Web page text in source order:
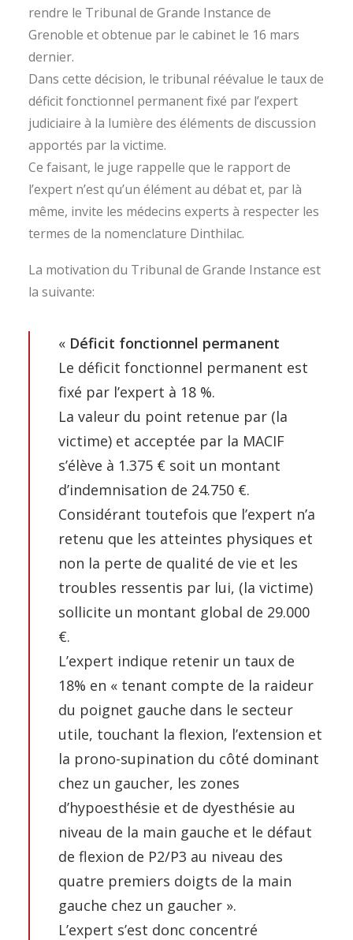
rendre le Tribunal de Grande Instance de
Grenoble et obtenue par le cabinet le 16 mars
dernier.
Dans cette décision, le tribunal réévalue le taux de
déficit fonctionnel permanent fixé par l’expert
judiciaire à la lumière des éléments de discussion
apportés par la victime.
Ce faisant, le juge rappelle que le rapport de
l’expert n’est qu’un élément au débat et, par là
même, invite les médecins experts à respecter les
termes de la nomenclature Dinthilac.
La motivation du Tribunal de Grande Instance est
la suivante:
« Déficit fonctionnel permanent
Le déficit fonctionnel permanent est
fixé par l’expert à 18 %.
La valeur du point retenue par (la
victime) et acceptée par la MACIF
s’élève à 1.375 € soit un montant
d’indemnisation de 24.750 €.
Considérant toutefois que l’expert n’a
retenu que les atteintes physiques et
non la perte de qualité de vie et les
troubles ressentis par lui, (la victime)
sollicite un montant global de 29.000
€.
L’expert indique retenir un taux de
18% en « tenant compte de la raideur
du poignet gauche dans le secteur
utile, touchant la flexion, l’extension et
la prono-supination du côté dominant
chez un gaucher, les zones
d’hypoesthésie et de dyesthésie au
niveau de la main gauche et le défaut
de flexion de P2/P3 au niveau des
quatre premiers doigts de la main
gauche chez un gaucher ».
L’expert s’est donc concentré